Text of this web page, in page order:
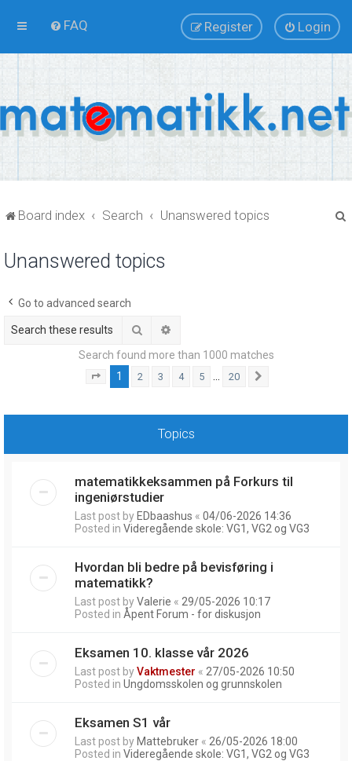
FAQ Login
Register
Board index Search Unanswered topics
Unanswered topics
Go to advanced search
Search
Search found more than 1000 matches
Page of 20
1 2 3 4 5 20
Topics
matematikkeksammen på Forkurs til
ingeniørstudier
Last post by EDbaashus « 04/06-2026 14:36
Posted in Videregående skole: VG1, VG2 og VG3
Hvordan bli bedre på bevisføring i
matematikk?
Last post byValerie « 29/05-2026 10:17
Posted in Åpent Forum - for diskusjon
Eksamen 10. klasse vår 2026
Last post byVaktmester « 27/05-2026 10:50
Posted in Ungdomsskolen og grunnskolen
Eksamen S1 vår
Last post by Mattebruker « 26/05-2026 18:00
Posted in Videregående skole: VG1, VG2 og VG3